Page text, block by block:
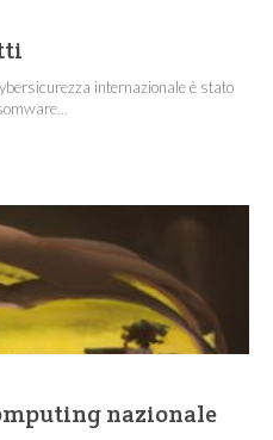
internazionale è stato
nazionale